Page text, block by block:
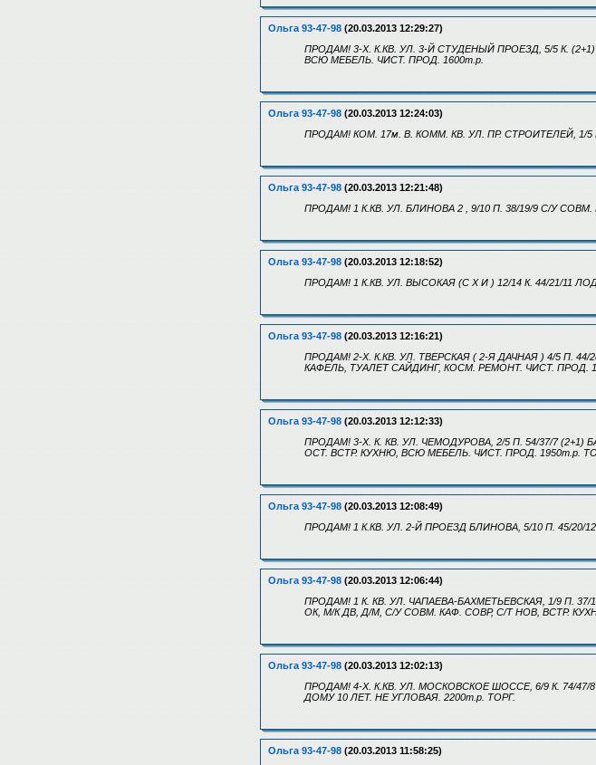
Ольга 93-47-98 (20.03.2013 12:29:27)
ПРОДАМ! 3-Х. К.КВ. УЛ. 3-Й СТУДЕНЫЙ ПРОЕЗД, 5/5 К.
ВСЮ МЕБЕЛЬ. ЧИСТ. ПРОД. 1600т.р.
Ольга 93-47-98 (20.03.2013 12:24:03)
ПРОДАМ! КОМ. 17м. В. КОММ. КВ. УЛ. ПР. СТРОИТЕЛЕЙ, 1/5
Ольга 93-47-98 (20.03.2013 12:21:48)
ПРОДАМ! 1 К.КВ. УЛ. БЛИНОВА 2 , 9/10 П. 38/19/9 С/У
Ольга 93-47-98 (20.03.2013 12:18:52)
ПРОДАМ! 1 К.КВ. УЛ. ВЫСОКАЯ (С Х И ) 12/14 К. 44/21/11
Ольга 93-47-98 (20.03.2013 12:16:21)
ПРОДАМ! 2-Х. К.КВ. УЛ. ТВЕРСКАЯ ( 2-Я ДАЧНАЯ ) 4/5 П.
КАФЕЛЬ, ТУАЛЕТ САЙДИНГ, КОСМ. РЕМОНТ. ЧИСТ. ПРОД.
Ольга 93-47-98 (20.03.2013 12:12:33)
ПРОДАМ! 3-Х. К. КВ. УЛ. ЧЕМОДУРОВА, 2/5 П. 54/37/7
ОСТ. ВСТР. КУХНЮ, ВСЮ МЕБЕЛЬ. ЧИСТ. ПРОД. 1950т.р.
Ольга 93-47-98 (20.03.2013 12:08:49)
ПРОДАМ! 1 К.КВ. УЛ. 2-Й ПРОЕЗД БЛИНОВА, 5/10 П. 45/20/
Ольга 93-47-98 (20.03.2013 12:06:44)
ПРОДАМ! 1 К. КВ. УЛ. ЧАПАЕВА-БАХМЕТЬЕВСКАЯ, 1/9 П.
ОК, М/К ДВ, Д/М, С/У СОВМ. КАФ. СОВР, С/Т НОВ, ВСТР.
Ольга 93-47-98 (20.03.2013 12:02:13)
ПРОДАМ! 4-Х. К.КВ. УЛ. МОСКОВСКОЕ ШОССЕ, 6/9 К. 74/
ДОМУ 10 ЛЕТ. НЕ УГЛОВАЯ. 2200т.р. ТОРГ.
Ольга 93-47-98 (20.03.2013 11:58:25)